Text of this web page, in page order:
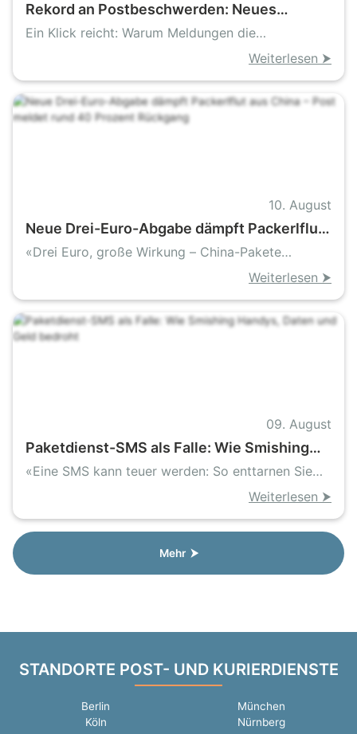
Rekord an Postbeschwerden: Neues
Meldeformular, Hitze und Umbruch drücken
Ein Klick reicht: Warum Meldungen die
Weiterlesen ⮞
10. August
Neue Drei-Euro-Abgabe dämpft Packerlflut
aus China – Post meldet rund 40 Prozent
«Drei Euro, große Wirkung – China-Pakete
Weiterlesen ⮞
09. August
Paketdienst-SMS als Falle: Wie Smishing
Handys, Daten und Geld bedroht
«Eine SMS kann teuer werden: So enttarnen Sie
Weiterlesen ⮞
Mehr ⮞
STANDORTE POST- UND KURIERDIENSTE
Berlin
München
Köln
Nürnberg